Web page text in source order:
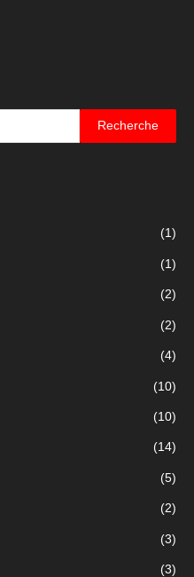
Recherche
(1)
(1)
(2)
(2)
(4)
(10)
(10)
(14)
(5)
(2)
(3)
(3)